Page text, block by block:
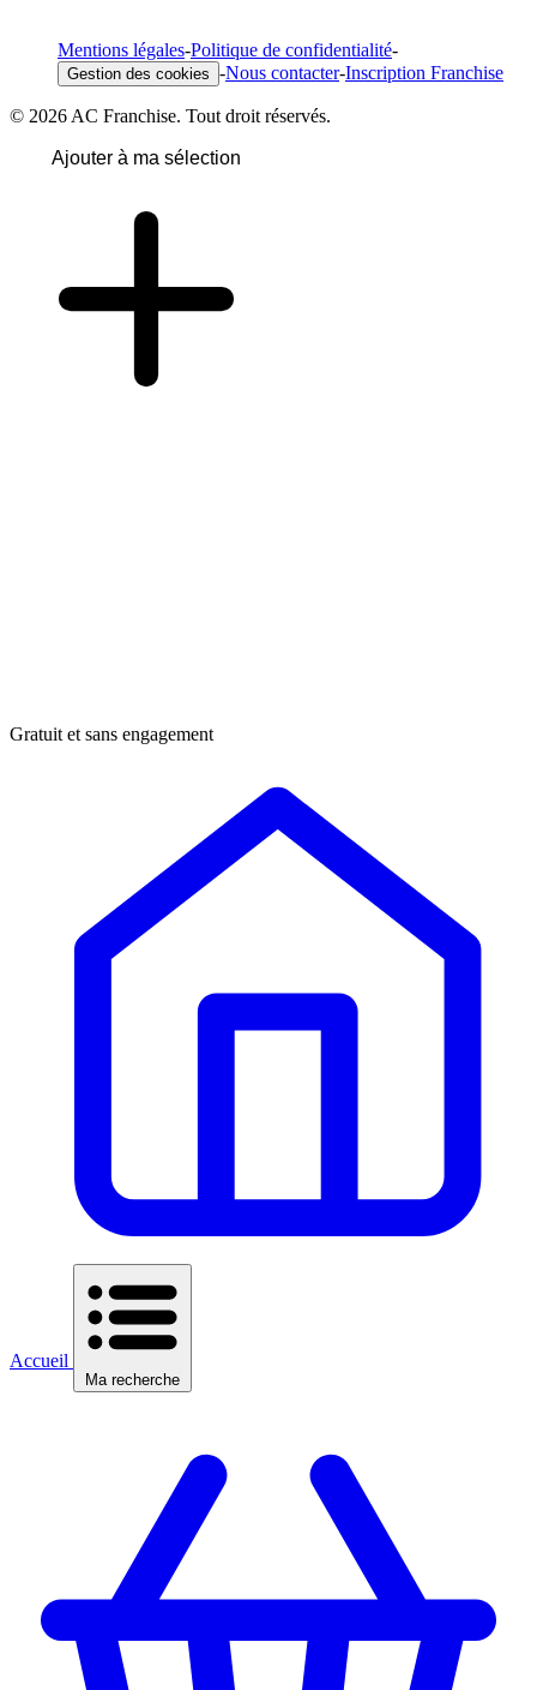
Mentions légales-Politique de confidentialité-
Gestion des cookies -Nous contacter-Inscription Franchise
© 2026 AC Franchise. Tout droit réservés.
Ajouter à ma sélection
Gratuit et sans engagement
Accueil
Ma recherche